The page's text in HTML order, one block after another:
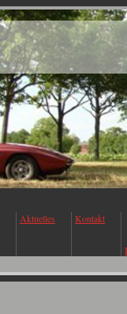
Aktuelles Kontakt